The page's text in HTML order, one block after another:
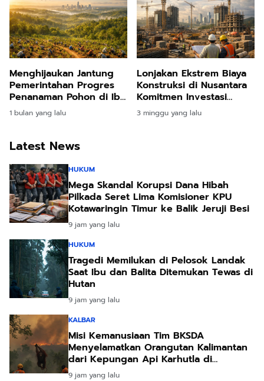
Menghijaukan Jantung
Pemerintahan Progres
Penanaman Pohon di Ibu
Kota Nusantara Tembus
Delapan Ribu Hektare
1 bulan yang lalu
Lonjakan Ekstrem Biaya
Konstruksi di Nusantara
Komitmen Investasi
Pakuwon Jati Terbukti
Tangguh
3 minggu yang lalu
Latest News
HUKUM
Mega Skandal Korupsi Dana Hibah
Pilkada Seret Lima Komisioner KPU
Kotawaringin Timur ke Balik Jeruji Besi
9 jam yang lalu
HUKUM
Tragedi Memilukan di Pelosok Landak
Saat Ibu dan Balita Ditemukan Tewas di
Hutan
9 jam yang lalu
KALBAR
Misi Kemanusiaan Tim BKSDA
Menyelamatkan Orangutan Kalimantan
dari Kepungan Api Karhutla di
Ketapang
9 jam yang lalu